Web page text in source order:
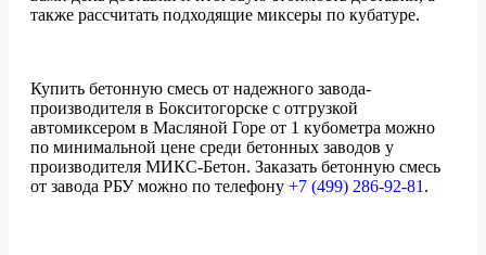
также рассчитать подходящие миксеры по кубатуре.
Купить бетонную смесь от надежного завода-
производителя в Бокситогорске с отгрузкой
автомиксером в Масляной Горе от 1 кубометра можно
по минимальной цене среди бетонных заводов у
производителя МИКС-Бетон. Заказать бетонную смесь
от завода РБУ можно по телефону +7 (499) 286-92-81 .